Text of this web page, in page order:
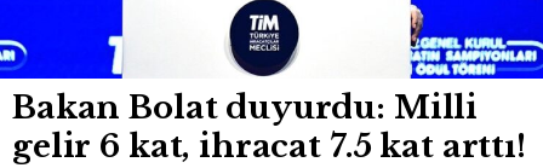
Bakan Bolat duyurdu: Milli
gelir 6 kat, ihracat 7.5 kat arttı!